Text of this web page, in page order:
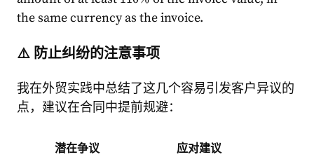
the same currency as the invoice.
⚠️ 防止纠纷的注意事项
我在外贸实践中总结了这几个容易引发客户异议的
点，建议在合同中提前规避：
潜在争议
应对建议